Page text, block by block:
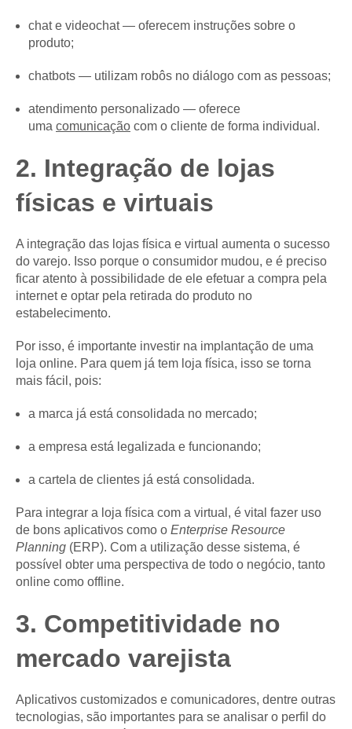
chat e videochat — oferecem instruções sobre o
produto;
chatbots — utilizam robôs no diálogo com as pessoas;
atendimento personalizado — oferece
uma comunicação com o cliente de forma individual.
2. Integração de lojas
físicas e virtuais
A integração das lojas física e virtual aumenta o sucesso
do varejo. Isso porque o consumidor mudou, e é preciso
ficar atento à possibilidade de ele efetuar a compra pela
internet e optar pela retirada do produto no
estabelecimento.
Por isso, é importante investir na implantação de uma
loja online. Para quem já tem loja física, isso se torna
mais fácil, pois:
a marca já está consolidada no mercado;
a empresa está legalizada e funcionando;
a cartela de clientes já está consolidada.
Para integrar a loja física com a virtual, é vital fazer uso
de bons aplicativos como o Enterprise Resource
Planning (ERP). Com a utilização desse sistema, é
possível obter uma perspectiva de todo o negócio, tanto
online como offline.
3. Competitividade no
mercado varejista
Aplicativos customizados e comunicadores, dentre outras
tecnologias, são importantes para se analisar o perfil do